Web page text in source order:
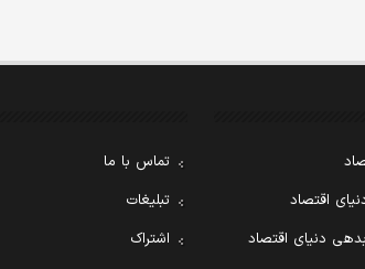
اقتصاد
دنیای اقتصاد
تماس با ما
تبلیغات
اشتراک